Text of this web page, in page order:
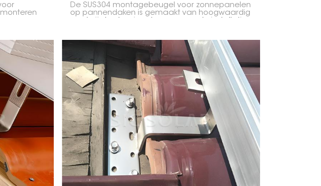
De SUS304 montagebeugel voor zonnepanelen
op pannendaken is gemaakt van hoogwaardig
weerbestendig, waardoor de panelen stabiel
blijven zonder het dak te beschadigen.